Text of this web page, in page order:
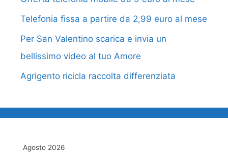
Telefonia fissa a partire da 2,99 euro al mese
Per San Valentino scarica e invia un
bellissimo video al tuo Amore
Agrigento ricicla raccolta differenziata
Agosto 2026